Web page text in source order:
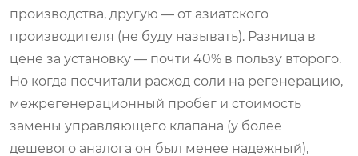
производства, другую — от азиатского
производителя (не буду называть). Разница в
цене за установку — почти 40% в пользу второго.
Но когда посчитали расход соли на регенерацию,
межрегенерационный пробег и стоимость
замены управляющего клапана (у более
дешевого аналога он был менее надежный),